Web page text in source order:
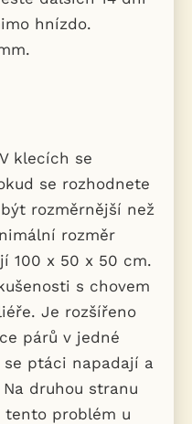
hnízdo.
klecích se
se rozhodnete
rozměrnější než
rozměr
100 x 50 x 50 cm.
s chovem
Je rozšířeno
párů v jedné
ptáci napadají a
druhou stranu
problém u